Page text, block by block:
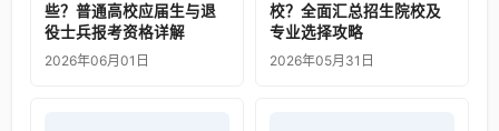
些？普通高校应届生与退
役士兵报考资格详解
2026年06月01日
校？全面汇总招生院校及
专业选择攻略
2026年05月31日